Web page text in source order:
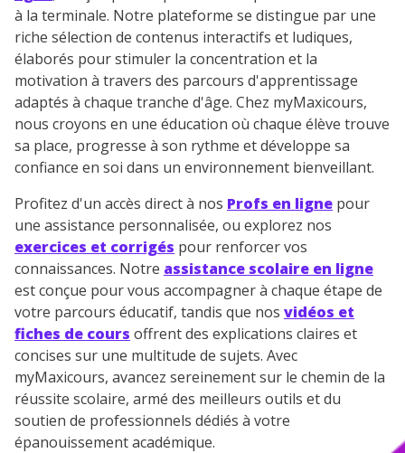
à la terminale. Notre plateforme se distingue par une
riche sélection de contenus interactifs et ludiques,
élaborés pour stimuler la concentration et la
motivation à travers des parcours d'apprentissage
adaptés à chaque tranche d'âge. Chez myMaxicours,
nous croyons en une éducation où chaque élève trouve
sa place, progresse à son rythme et développe sa
confiance en soi dans un environnement bienveillant.
Profitez d'un accès direct à nos Profs en ligne pour
une assistance personnalisée, ou explorez nos
exercices et corrigés pour renforcer vos
connaissances. Notre assistance scolaire en ligne
est conçue pour vous accompagner à chaque étape de
votre parcours éducatif, tandis que nos vidéos et
fiches de cours offrent des explications claires et
concises sur une multitude de sujets. Avec
myMaxicours, avancez sereinement sur le chemin de la
réussite scolaire, armé des meilleurs outils et du
soutien de professionnels dédiés à votre
épanouissement académique.